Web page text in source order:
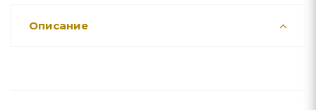
Описание